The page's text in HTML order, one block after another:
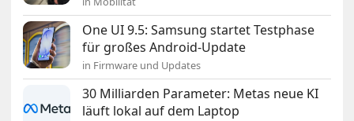
One UI 9.5: Samsung startet Testphase
für großes Android-Update
in Firmware und Updates
30 Milliarden Parameter: Metas neue KI
läuft lokal auf dem Laptop